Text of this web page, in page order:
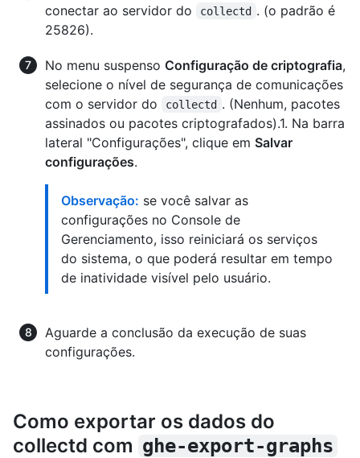
conectar ao servidor do
collectd . (o padrão é
25826).
No menu suspenso Configuração de criptografia,
selecione o nível de segurança de comunicações
com o servidor do
collectd . (Nenhum, pacotes
assinados ou pacotes criptografados).1. Na barra
lateral "Configurações", clique em Salvar
configurações.
Observação: se você salvar as
configurações no Console de
Gerenciamento, isso reiniciará os serviços
do sistema, o que poderá resultar em tempo
de inatividade visível pelo usuário.
Aguarde a conclusão da execução de suas
configurações.
Como exportar os dados do
collectd com ghe-export-graphs